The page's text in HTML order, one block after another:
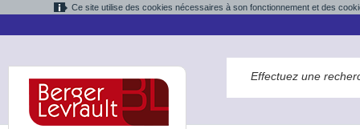
Ce site utilise des cookies nécessaires à son fonctionnement et des